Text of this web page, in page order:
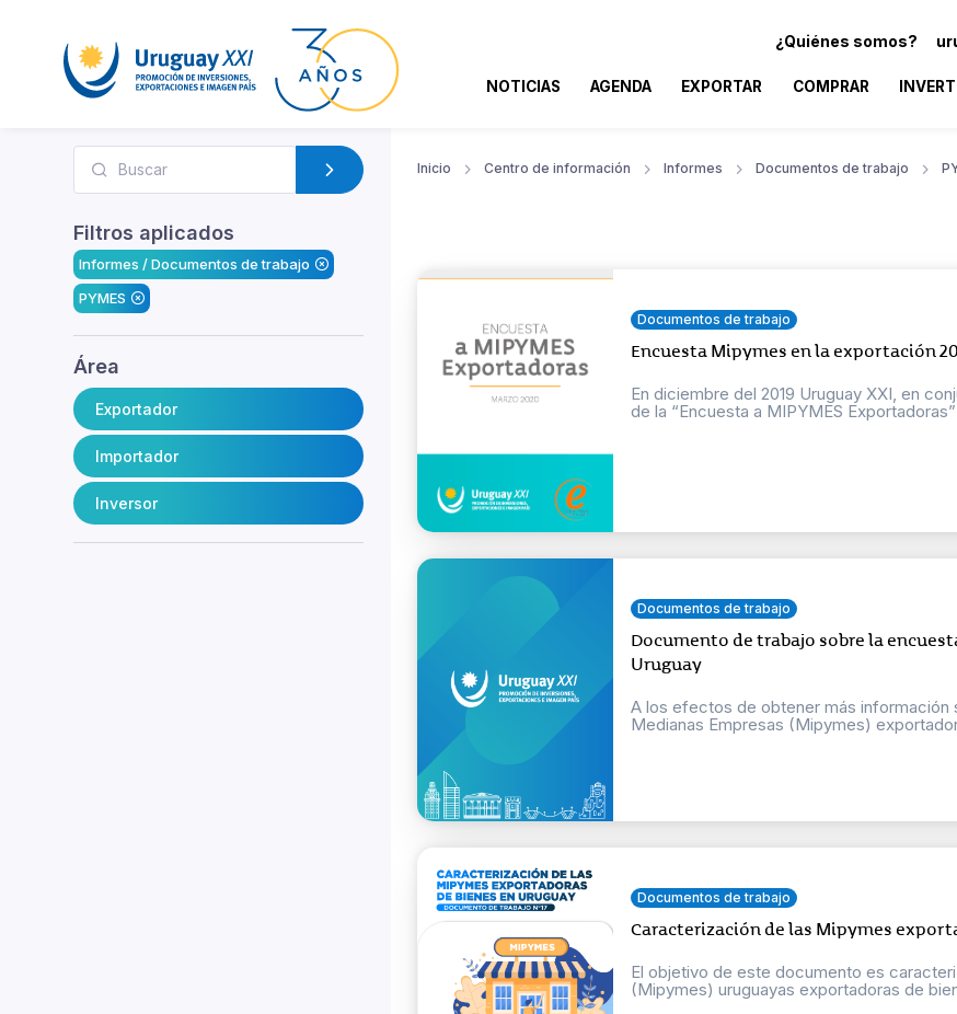
¿Quiénes somos?
NOTICIAS AGENDA EXPORTAR COMPRAR
Filtros aplicados
Informes / Documentos de trabajo
PYMES
Área
Exportador
Importador
Inversor
Inicio Centro de información Informes Documentos de trabajo
Documentos de trabajo
Encuesta Mipymes en la exportación
En diciembre del 2019 Uruguay XXI, en
de la “Encuesta a MIPYMES
Documentos de trabajo
Documento de trabajo sobre la
Uruguay
A los efectos de obtener más
Medianas Empresas (Mipymes)
Documentos de trabajo
Caracterización de las Mipymes
El objetivo de este documento es
(Mipymes) uruguayas exportadoras de